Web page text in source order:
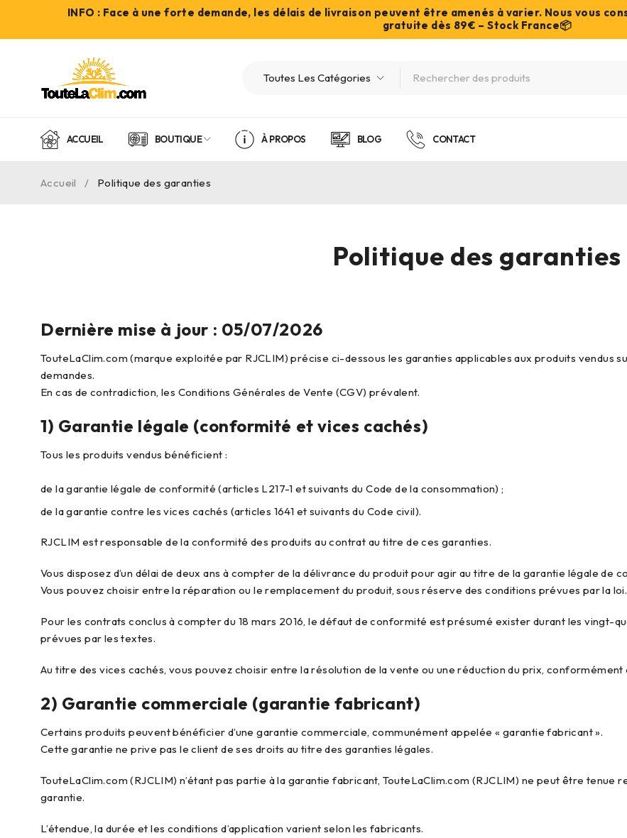
INFO : Face à une forte demande, les délais de livraison peuvent être amenés à varier. Nous vous
gratuite dès 89€ – Stock France📦
ACCUEIL BOUTIQUE À PROPOS BLOG CONTACT
Politique des garanties
Accueil / Politique des garanties
Dernière mise à jour : 05/07/2026
TouteLaClim.com (marque exploitée par RJCLIM) précise ci-dessous les garanties applicables aux produits vendus
demandes.
En cas de contradiction, les Conditions Générales de Vente (CGV) prévalent.
1) Garantie légale (conformité et vices cachés)
Tous les produits vendus bénéficient :
de la garantie légale de conformité (articles L217-1 et suivants du Code de la consommation) ;
de la garantie contre les vices cachés (articles 1641 et suivants du Code civil).
RJCLIM est responsable de la conformité des produits au contrat au titre de ces garanties.
Vous disposez d’un délai de deux ans à compter de la délivrance du produit pour agir au titre de la garantie légale de
Vous pouvez choisir entre la réparation ou le remplacement du produit, sous réserve des conditions prévues par la loi.
Pour les contrats conclus à compter du 18 mars 2016, le défaut de conformité est présumé exister durant les vingt-
prévues par les textes.
Au titre des vices cachés, vous pouvez choisir entre la résolution de la vente ou une réduction du prix, conformément
2) Garantie commerciale (garantie fabricant)
Certains produits peuvent bénéficier d’une garantie commerciale, communément appelée « garantie fabricant ».
Cette garantie ne prive pas le client de ses droits au titre des garanties légales.
TouteLaClim.com (RJCLIM) n’étant pas partie à la garantie fabricant, TouteLaClim.com (RJCLIM) ne peut être tenue
garantie.
L’étendue, la durée et les conditions d’application varient selon les fabricants.